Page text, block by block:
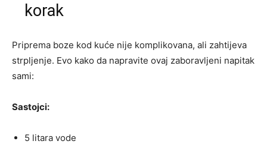
korak
Priprema boze kod kuće nije komplikovana, ali zahtijeva
strpljenje. Evo kako da napravite ovaj zaboravljeni napitak
sami:
Sastojci:
5 litara vode